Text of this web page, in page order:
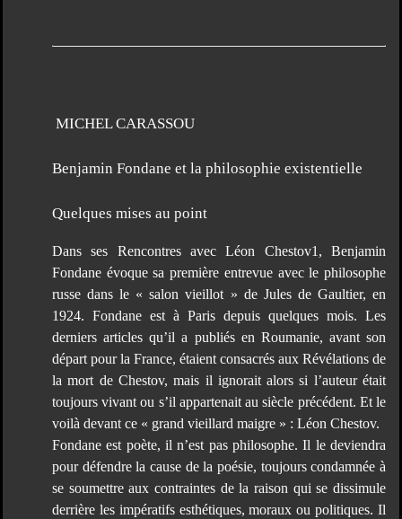
MICHEL CARASSOU
Benjamin Fondane et la philosophie existentielle
Quelques mises au point
Dans ses Rencontres avec Léon Chestov1, Benjamin
Fondane évoque sa première entrevue avec le philosophe
russe dans le « salon vieillot » de Jules de Gaultier, en
1924. Fondane est à Paris depuis quelques mois. Les
derniers articles qu’il a publiés en Roumanie, avant son
départ pour la France, étaient consacrés aux Révélations de
la mort de Chestov, mais il ignorait alors si l’auteur était
toujours vivant ou s’il appartenait au siècle précédent. Et le
voilà devant ce « grand vieillard maigre » : Léon Chestov.
Fondane est poète, il n’est pas philosophe. Il le deviendra
pour défendre la cause de la poésie, toujours condamnée à
se soumettre aux contraintes de la raison qui se dissimule
derrière les impératifs esthétiques, moraux ou politiques. Il